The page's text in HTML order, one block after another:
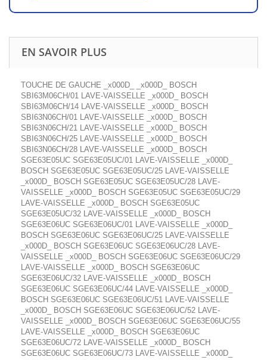
EN SAVOIR PLUS
TOUCHE DE GAUCHE _x000D_ _x000D_ BOSCH
SBI63M06CH/01 LAVE-VAISSELLE _x000D_ BOSCH
SBI63M06CH/14 LAVE-VAISSELLE _x000D_ BOSCH
SBI63N06CH/01 LAVE-VAISSELLE _x000D_ BOSCH
SBI63N06CH/21 LAVE-VAISSELLE _x000D_ BOSCH
SBI63N06CH/25 LAVE-VAISSELLE _x000D_ BOSCH
SBI63N06CH/28 LAVE-VAISSELLE _x000D_ BOSCH
SGE63E05UC SGE63E05UC/01 LAVE-VAISSELLE _x000D_
BOSCH SGE63E05UC SGE63E05UC/25 LAVE-VAISSELLE
_x000D_ BOSCH SGE63E05UC SGE63E05UC/28 LAVE-
VAISSELLE _x000D_ BOSCH SGE63E05UC SGE63E05UC/29
LAVE-VAISSELLE _x000D_ BOSCH SGE63E05UC
SGE63E05UC/32 LAVE-VAISSELLE _x000D_ BOSCH
SGE63E06UC SGE63E06UC/01 LAVE-VAISSELLE _x000D_
BOSCH SGE63E06UC SGE63E06UC/25 LAVE-VAISSELLE
_x000D_ BOSCH SGE63E06UC SGE63E06UC/28 LAVE-
VAISSELLE _x000D_ BOSCH SGE63E06UC SGE63E06UC/29
LAVE-VAISSELLE _x000D_ BOSCH SGE63E06UC
SGE63E06UC/32 LAVE-VAISSELLE _x000D_ BOSCH
SGE63E06UC SGE63E06UC/44 LAVE-VAISSELLE _x000D_
BOSCH SGE63E06UC SGE63E06UC/51 LAVE-VAISSELLE
_x000D_ BOSCH SGE63E06UC SGE63E06UC/52 LAVE-
VAISSELLE _x000D_ BOSCH SGE63E06UC SGE63E06UC/55
LAVE-VAISSELLE _x000D_ BOSCH SGE63E06UC
SGE63E06UC/72 LAVE-VAISSELLE _x000D_ BOSCH
SGE63E06UC SGE63E06UC/73 LAVE-VAISSELLE _x000D_